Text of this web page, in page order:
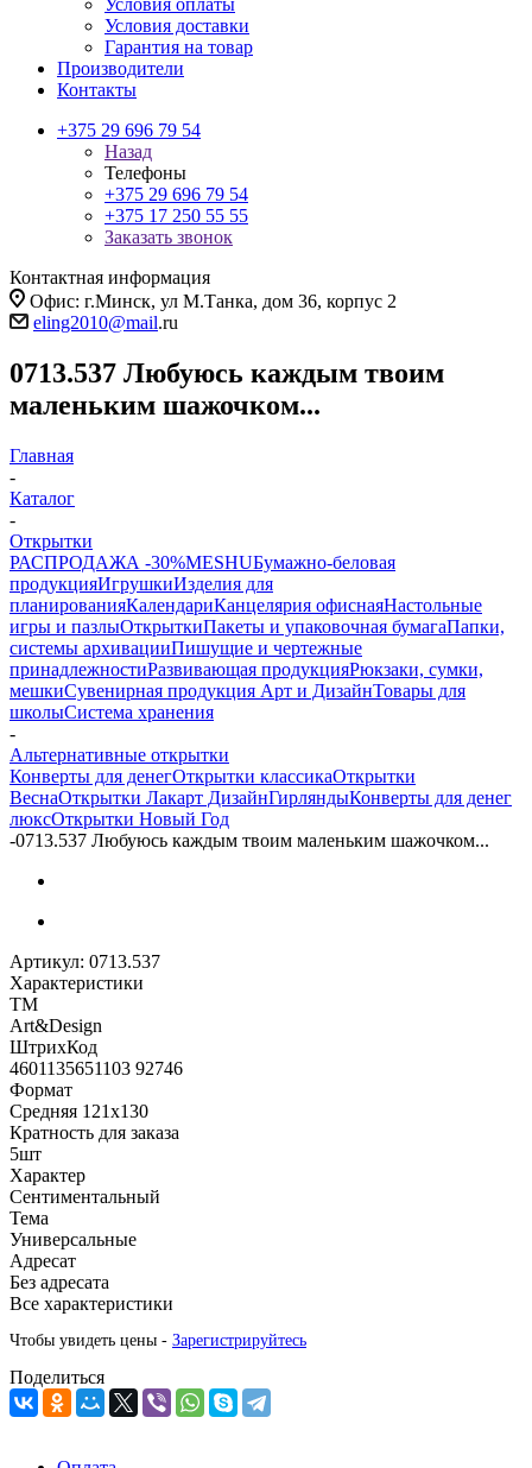
Условия оплаты
Условия доставки
Гарантия на товар
Производители
Контакты
+375 29 696 79 54
Назад
Телефоны
+375 29 696 79 54
+375 17 250 55 55
Заказать звонок
Контактная информация
Офис: г.Минск, ул М.Танка, дом 36, корпус 2
eling2010@mail.ru
0713.537 Любуюсь каждым твоим
маленьким шажочком...
Главная
-
Каталог
-
Открытки
РАСПРОДАЖА -30%MESHUБумажно-беловая
продукцияИгрушкиИзделия для
планированияКалендариКанцелярия офиснаяНастольные
игры и пазлыОткрыткиПакеты и упаковочная бумагаПапки,
системы архивацииПишущие и чертежные
принадлежностиРазвивающая продукцияРюкзаки, сумки,
мешкиСувенирная продукция Арт и ДизайнТовары для
школыСистема хранения
-
Альтернативные открытки
Конверты для денегОткрытки классикаОткрытки
ВеснаОткрытки Лакарт ДизайнГирляндыКонверты для денег
люксОткрытки Новый Год
-0713.537 Любуюсь каждым твоим маленьким шажочком...
Артикул: 0713.537
Характеристики
ТМ
Art&Design
ШтрихКод
4601135651103 92746
Формат
Средняя 121х130
Кратность для заказа
5шт
Характер
Сентиментальный
Тема
Универсальные
Адресат
Без адресата
Все характеристики
Чтобы увидеть цены - Зарегистрируйтесь
Поделиться